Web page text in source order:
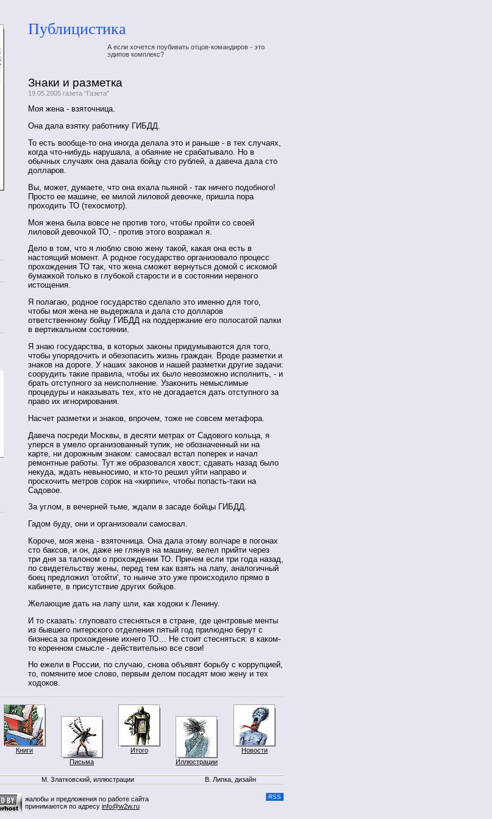
Публицистика
А если хочется поубивать отцов-командиров - это
эдипов комплекс?
Знаки и разметка
19.05.2005 газета "Газета"
Моя жена - взяточница.
Она дала взятку работнику ГИБДД.
То есть вообще-то она иногда делала это и раньше - в тех случаях,
когда что-нибудь нарушала, а обаяние не срабатывало. Но в
обычных случаях она давала бойцу сто рублей, а давеча дала сто
долларов.
Вы, может, думаете, что она ехала пьяной - так ничего подобного!
Просто ее машине, ее милой лиловой девочке, пришла пора
проходить ТО (техосмотр).
Моя жена была вовсе не против того, чтобы пройти со своей
лиловой девочкой ТО, - против этого возражал я.
Дело в том, что я люблю свою жену такой, какая она есть в
настоящий момент. А родное государство организовало процесс
прохождения ТО так, что жена сможет вернуться домой с искомой
бумажкой только в глубокой старости и в состоянии нервного
истощения.
Я полагаю, родное государство сделало это именно для того,
чтобы моя жена не выдержала и дала сто долларов
ответственному бойцу ГИБДД на поддержание его полосатой палки
в вертикальном состоянии.
Я знаю государства, в которых законы придумываются для того,
чтобы упорядочить и обезопасить жизнь граждан. Вроде разметки и
знаков на дороге. У наших законов и нашей разметки другие задачи:
соорудить такие правила, чтобы их было невозможно исполнить, - и
брать отступного за неисполнение. Узаконить немыслимые
процедуры и наказывать тех, кто не догадается дать отступного за
право их игнорирования.
Насчет разметки и знаков, впрочем, тоже не совсем метафора.
Давеча посреди Москвы, в десяти метрах от Садового кольца, я
уперся в умело организованный тупик, не обозначенный ни на
карте, ни дорожным знаком: самосвал встал поперек и начал
ремонтные работы. Тут же образовался хвост; сдавать назад было
некуда, ждать невыносимо, и кто-то решил уйти направо и
проскочить метров сорок на «кирпич», чтобы попасть-таки на
Садовое.
За углом, в вечерней тьме, ждали в засаде бойцы ГИБДД.
Гадом буду, они и организовали самосвал.
Короче, моя жена - взяточница. Она дала этому волчаре в погонах
сто баксов, и он, даже не глянув на машину, велел прийти через
три дня за талоном о прохождении ТО. Причем если три года назад,
по свидетельству жены, перед тем как взять на лапу, аналогичный
боец предложил 'отойти', то нынче это уже происходило прямо в
кабинете, в присутствие других бойцов.
Желающие дать на лапу шли, как ходоки к Ленину.
И то сказать: глуповато стесняться в стране, где центровые менты
из бывшего питерского отделения пятый год прилюдно берут с
бизнеса за прохождение ихнего ТО… Не стоит стесняться: в каком-
то коренном смысле - действительно все свои!
Но ежели в России, по случаю, снова объявят борьбу с коррупцией,
то, помяните мое слово, первым делом посадят мою жену и тех
ходоков.
Книги
Письма
Итого
Иллюстрации
Новости
М. Златковский, иллюстрации В. Липка, дизайн
жалобы и предложения по работе сайта
принимаются по адресу info@w2w.ru
RSS